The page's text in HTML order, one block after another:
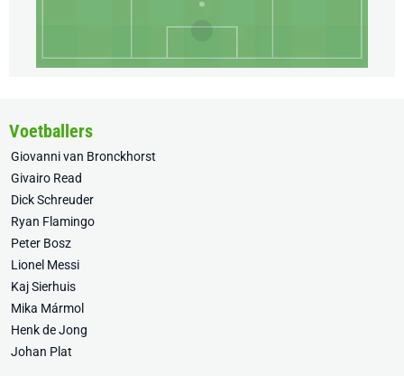
Voetballers
Giovanni van Bronckhorst
Givairo Read
Dick Schreuder
Ryan Flamingo
Peter Bosz
Lionel Messi
Kaj Sierhuis
Mika Mármol
Henk de Jong
Johan Plat